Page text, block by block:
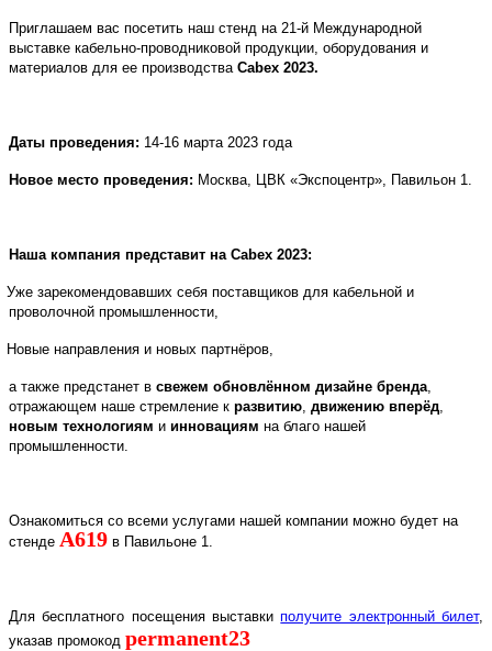
Приглашаем вас посетить наш стенд на 21-й Международной
выставке кабельно-проводниковой продукции, оборудования и
материалов для ее производства Cabex 2023.
Даты проведения: 14-16 марта 2023 года
Новое место проведения: Москва, ЦВК «Экспоцентр», Павильон 1.
Наша компания представит на Cabex 2023:
Уже зарекомендовавших себя поставщиков для кабельной и
проволочной промышленности,
Новые направления и новых партнёров,
а также предстанет в свежем обновлённом дизайне бренда
отражающем наше стремление к развитию движению вперёд
новым технологиям и инновациям на благо нашей
промышленности.
Ознакомиться со всеми услугами нашей компании можно будет на
стенде A619 в Павильоне 1.
Для бесплатного посещения выставкиполучите электронный билет,
указав промокод permanent23